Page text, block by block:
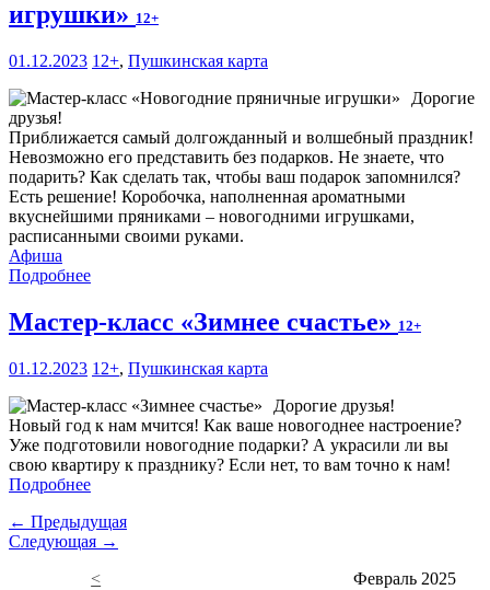
игрушки» 12+
01.12.2023 12+, Пушкинская карта
Дорогие
друзья!
Приближается самый долгожданный и волшебный праздник!
Невозможно его представить без подарков. Не знаете, что
подарить? Как сделать так, чтобы ваш подарок запомнился?
Есть решение! Коробочка, наполненная ароматными
вкуснейшими пряниками – новогодними игрушками,
расписанными своими руками.
Афиша
Подробнее
Мастер-класс «Зимнее счастье» 12+
01.12.2023 12+, Пушкинская карта
Дорогие друзья!
Новый год к нам мчится! Как ваше новогоднее настроение?
Уже подготовили новогодние подарки? А украсили ли вы
свою квартиру к празднику? Если нет, то вам точно к нам!
Подробнее
← Предыдущая
Следующая →
<
Февраль 2025